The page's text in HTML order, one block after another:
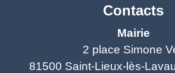
Contacts
Mairie
2 place Simone
81500 Saint-Lieux-lès-